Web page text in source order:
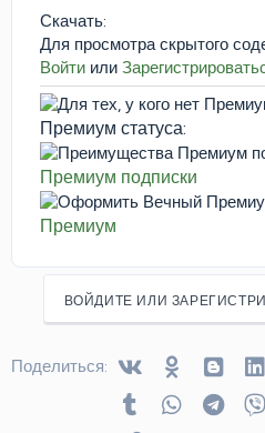
Скачать:
Для просмотра скрытого
Войти или
Премиум статуса:
Премиум подписки
Премиум
ВОЙДИТЕ ИЛИ
Поделиться: Vkontakte
Tumblr WhatsApp